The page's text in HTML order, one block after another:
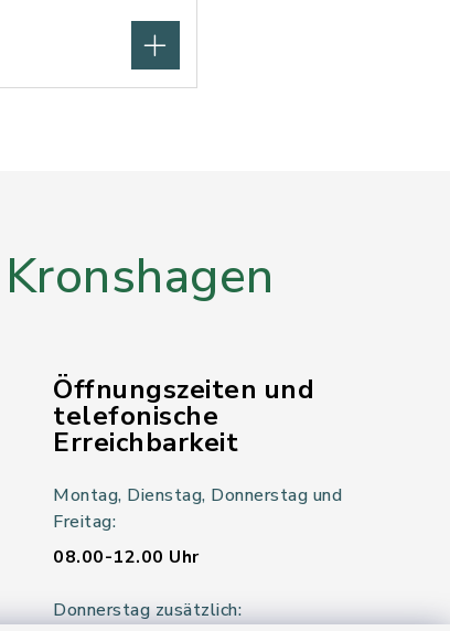
Öffnungszeiten und
telefonische
Erreichbarkeit
Montag, Dienstag, Donnerstag und
Freitag:
08.00-12.00 Uhr
Donnerstag zusätzlich: